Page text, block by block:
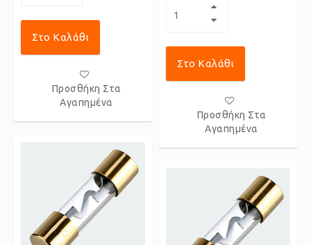
Στο Καλάθι
Προσθήκη Στα
Αγαπημένα
Στο Καλάθι
Προσθήκη Στα
Αγαπημένα